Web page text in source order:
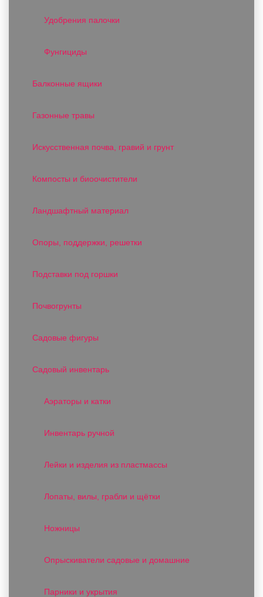
Удобрения палочки
Фунгициды
Балконные ящики
Газонные травы
Искусственная почва, гравий и грунт
Компосты и биоочистители
Ландшафтный материал
Опоры, поддержки, решетки
Подставки под горшки
Почвогрунты
Садовые фигуры
Садовый инвентарь
Аэраторы и катки
Инвентарь ручной
Лейки и изделия из пластмассы
Лопаты, вилы, грабли и щётки
Ножницы
Опрыскиватели садовые и домашние
Парники и укрытия